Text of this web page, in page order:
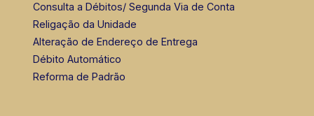
Consulta a Débitos/ Segunda Via de Conta
Religação da Unidade
Alteração de Endereço de Entrega
Débito Automático
Reforma de Padrão